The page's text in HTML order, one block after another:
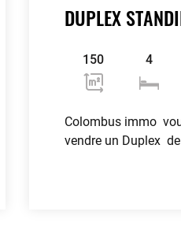
150 4
Colombus immo
vendre un Duplex